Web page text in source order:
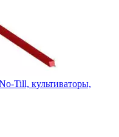
Till, культиваторы,